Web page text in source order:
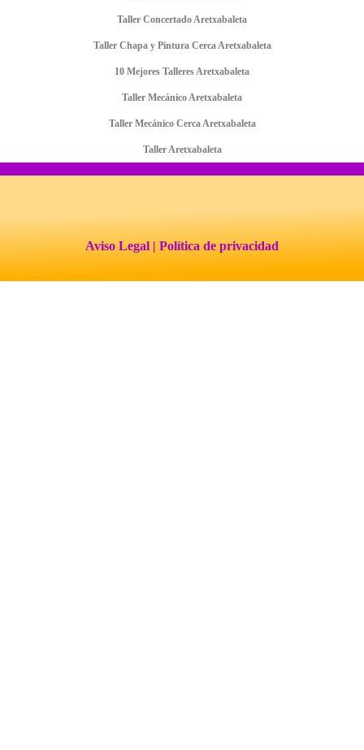
Taller Concertado Aretxabaleta
Taller Chapa y Pintura Cerca Aretxabaleta
10 Mejores Talleres Aretxabaleta
Taller Mecánico Aretxabaleta
Taller Mecánico Cerca Aretxabaleta
Taller Aretxabaleta
Aviso Legal | Política de privacidad